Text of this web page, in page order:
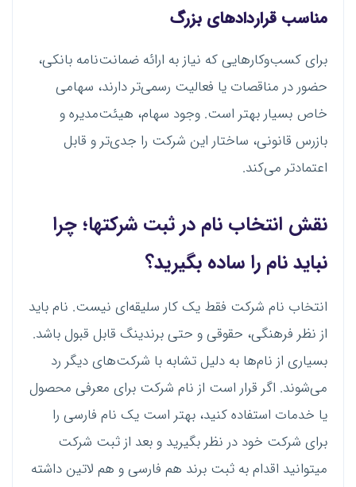
مناسب قراردادهای بزرگ
برای کسب‌وکارهایی که نیاز به ارائه ضمانت‌نامه بانکی،
حضور در مناقصات یا فعالیت رسمی‌تر دارند، سهامی
خاص بسیار بهتر است. وجود سهام، هیئت‌مدیره و
بازرس قانونی، ساختار این شرکت را جدی‌تر و قابل
اعتمادتر می‌کند.
نقش انتخاب نام در ثبت شرکتها؛ چرا
نباید نام را ساده بگیرید؟
انتخاب نام شرکت فقط یک کار سلیقه‌ای نیست. نام باید
از نظر فرهنگی، حقوقی و حتی برندینگ قابل قبول باشد.
بسیاری از نام‌ها به دلیل تشابه با شرکت‌های دیگر رد
می‌شوند. اگر قرار است از نام شرکت برای معرفی محصول
یا خدمات استفاده کنید، بهتر است یک نام فارسی را
برای شرکت خود در نظر بگیرید و بعد از ثبت شرکت
میتوانید اقدام به ثبت برند هم فارسی و هم لاتین داشته